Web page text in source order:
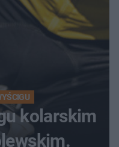
kolarskim